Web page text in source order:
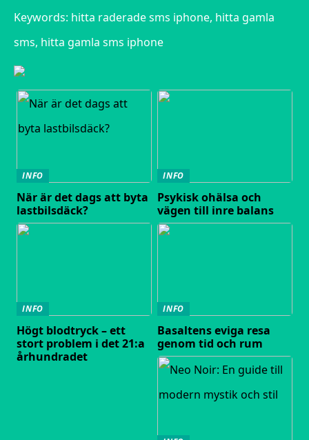
Keywords: hitta raderade sms iphone, hitta gamla
sms, hitta gamla sms iphone
INFO
När är det dags att byta
lastbilsdäck?
INFO
Psykisk ohälsa och
vägen till inre balans
INFO
Högt blodtryck – ett
stort problem i det 21:a
århundradet
INFO
Basaltens eviga resa
genom tid och rum